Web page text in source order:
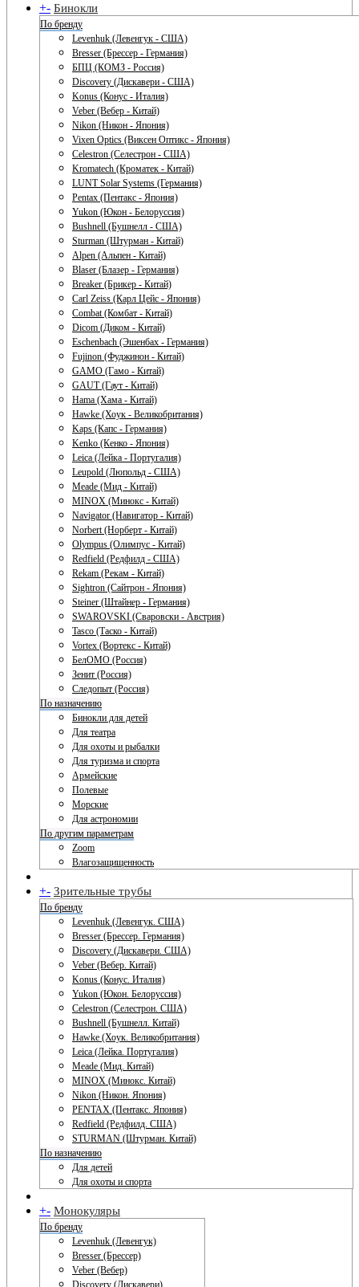
+- Бинокли
По бренду
Levenhuk (Левенгук - США)
Bresser (Брессер - Германия)
БПЦ (КОМЗ - Россия)
Discovery (Дискавери - США)
Konus (Конус - Италия)
Veber (Вебер - Китай)
Nikon (Никон - Япония)
Vixen Optics (Виксен Оптикс - Япония)
Celestron (Селестрон - США)
Kromatech (Кроматек - Китай)
LUNT Solar Systems (Германия)
Pentax (Пентакс - Япония)
Yukon (Юкон - Белоруссия)
Bushnell (Бушнелл - США)
Sturman (Штурман - Китай)
Alpen (Альпен - Китай)
Blaser (Блазер - Германия)
Breaker (Брикер - Китай)
Carl Zeiss (Карл Цейс - Япония)
Combat (Комбат - Китай)
Dicom (Диком - Китай)
Eschenbach (Эшенбах - Германия)
Fujinon (Фуджинон - Китай)
GAMO (Гамо - Китай)
GAUT (Гаут - Китай)
Hama (Хама - Китай)
Hawke (Хоук - Великобритания)
Kaps (Капс - Германия)
Kenko (Кенко - Япония)
Leica (Лейка - Португалия)
Leupold (Люпольд - США)
Meade (Мид - Китай)
MINOX (Минокс - Китай)
Navigator (Навигатор - Китай)
Norbert (Норберт - Китай)
Olympus (Олимпус - Китай)
Redfield (Редфилд - США)
Rekam (Рекам - Китай)
Sightron (Сайтрон - Япония)
Steiner (Штайнер - Германия)
SWAROVSKI (Сваровски - Австрия)
Tasco (Таско - Китай)
Vortex (Вортекс - Китай)
БелОМО (Россия)
Зенит (Россия)
Следопыт (Россия)
По назначению
Бинокли для детей
Для театра
Для охоты и рыбалки
Для туризма и спорта
Армейские
Полевые
Морские
Для астрономии
По другим параметрам
Zoom
Влагозащищенность
+- Зрительные трубы
По бренду
Levenhuk (Левенгук. США)
Bresser (Брессер. Германия)
Discovery (Дискавери. США)
Veber (Вебер. Китай)
Konus (Конус. Италия)
Yukon (Юкон. Белоруссия)
Celestron (Селестрон. США)
Bushnell (Бушнелл. Китай)
Hawke (Хоук. Великобритания)
Leica (Лейка. Португалия)
Meade (Мид. Китай)
MINOX (Минокс. Китай)
Nikon (Никон. Япония)
PENTAX (Пентакс. Япония)
Redfield (Редфилд. США)
STURMAN (Штурман. Китай)
По назначению
Для детей
Для охоты и спорта
+- Монокуляры
По бренду
Levenhuk (Левенгук)
Bresser (Брессер)
Veber (Вебер)
Discovery (Дискавери)